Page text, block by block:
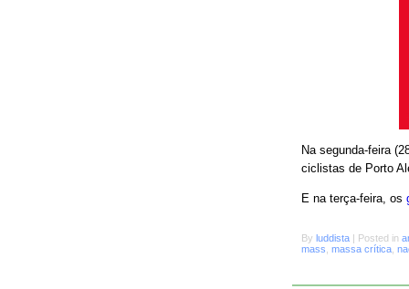
Na segunda-feira
ciclistas de Porto
E na terça-feira, os
By luddista | Posted in
mass massa crítica